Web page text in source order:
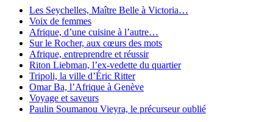
Les Seychelles, Maître Belle à Victoria…
Voix de femmes
Afrique, d’une cuisine à l’autre…
Sur le Rocher, aux cœurs des mots
Afrique, entreprendre et réussir
Riton Liebman, l’ex-vedette du quartier
Tripoli, la ville d’Éric Ritter
Omar Ba, l’Afrique à Genève
Voyage et saveurs
Paulin Soumanou Vieyra, le précurseur oublié